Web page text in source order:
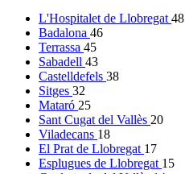
L'Hospitalet de Llobregat 48
Badalona 46
Terrassa 45
Sabadell 43
Castelldefels 38
Sitges 32
Mataró 25
Sant Cugat del Vallès 20
Viladecans 18
El Prat de Llobregat 17
Esplugues de Llobregat 15